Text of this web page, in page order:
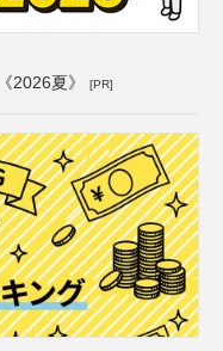
2026夏》 [PR]